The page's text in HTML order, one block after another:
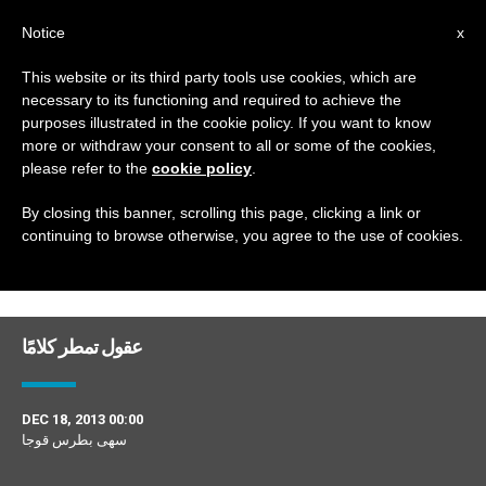
DAY
December 18th, 2013
DERNIÈRES NOUVELLES
عقول تمطر كلامًا
DEC 18, 2013 00:00
سهى بطرس قوجا
x
Notice
This website or its third party tools use cookies, which are
necessary to its functioning and required to achieve the
purposes illustrated in the cookie policy. If you want to know
more or withdraw your consent to all or some of the cookies,
please refer to the cookie policy
By closing this banner, scrolling this page, clicking a link or
continuing to browse otherwise, you agree to the use of cookies.